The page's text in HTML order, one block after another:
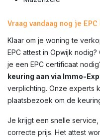
Vraag vandaag nog je
Klaar om je woning te
EPC attest in Opwijk nodig?
je een EPC certificaat
keuring aan via Immo-
verplichting. Onze experts
plaatsbezoek om de
Je krijgt een snelle
correcte prijs. Het attest